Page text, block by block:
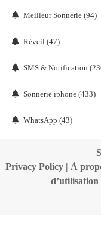
Meilleur Sonnerie (94)
Réveil (47)
SMS & Notification
Sonnerie iphone (433)
WhatsApp (43)
Privacy Policy| À
d’utilisation